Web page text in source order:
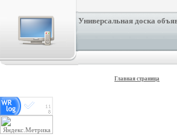
Универсальная доска
Главная страница